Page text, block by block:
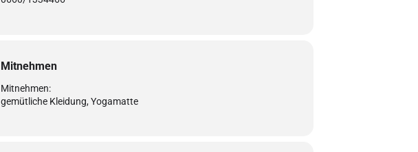
Mitnehmen
Mitnehmen:
gemütliche Kleidung, Yogamatte